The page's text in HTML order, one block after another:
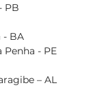
PB
- BA
Penha - PE
– AL